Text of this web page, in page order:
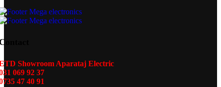
Showroom Aparataj Electric
069 92 37
47 40 91